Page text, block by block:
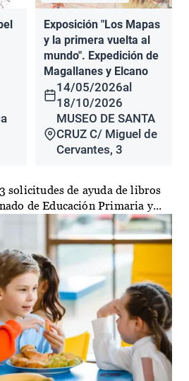
Exposición "Los Mapas
y la primera vuelta al
mundo". Expedición de
Magallanes y Elcano
14/05/2026al
18/10/2026
MUSEO DE SANTA
CRUZ C/ Miguel de
Cervantes, 3
solicitudes de ayuda de libros
de Educación Primaria y...